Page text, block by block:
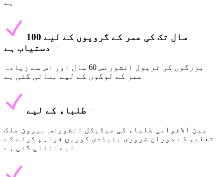
ہے
100 سال تک کی عمر کے گروپوں کے لیے
دستیاب ہے
بزرگوں کی ٹریول انشورنس 60 سال اور اس سے زیادہ
عمر کے لوگوں کے لیے بنائی گئی ہے
طلباء کے لیے
بین الاقوامی طلباء کی میڈیکل انشورنس بیرون ملک
تعلیم کے دوران ضروری بنیادی کوریج فراہم کرنے کے
لیے بنائی گئی ہے